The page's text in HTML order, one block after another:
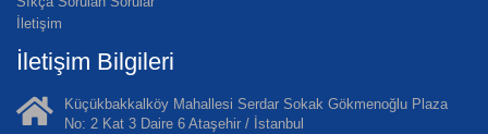
İletişim
İletişim Bilgileri
Küçükbakkalköy Mahallesi Serdar Sokak Gökmenoğlu Plaza
No: 2 Kat 3 Daire 6 Ataşehir / İstanbul